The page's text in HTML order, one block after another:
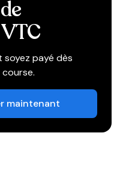
soyez payé dès
maintenant